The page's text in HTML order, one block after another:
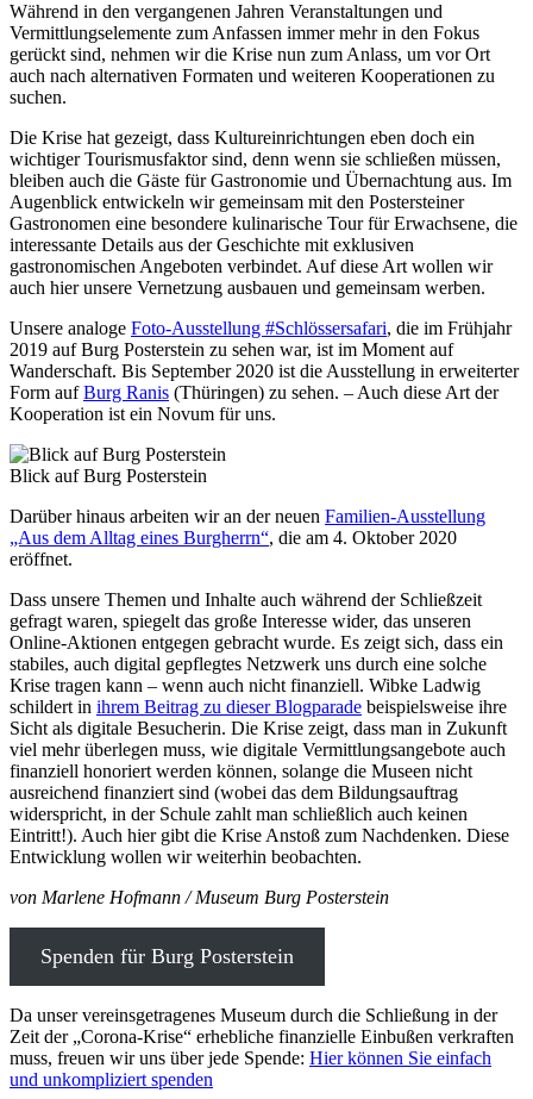
Während in den vergangenen Jahren Veranstaltungen und
Vermittlungselemente zum Anfassen immer mehr in den Fokus
gerückt sind, nehmen wir die Krise nun zum Anlass, um vor Ort
auch nach alternativen Formaten und weiteren Kooperationen zu
suchen.
Die Krise hat gezeigt, dass Kultureinrichtungen eben doch ein
wichtiger Tourismusfaktor sind, denn wenn sie schließen müssen,
bleiben auch die Gäste für Gastronomie und Übernachtung aus. Im
Augenblick entwickeln wir gemeinsam mit den Postersteiner
Gastronomen eine besondere kulinarische Tour für Erwachsene, die
interessante Details aus der Geschichte mit exklusiven
gastronomischen Angeboten verbindet. Auf diese Art wollen wir
auch hier unsere Vernetzung ausbauen und gemeinsam werben.
Unsere analoge Foto-Ausstellung #Schlössersafari, die im Frühjahr
2019 auf Burg Posterstein zu sehen war, ist im Moment auf
Wanderschaft. Bis September 2020 ist die Ausstellung in erweiterter
Form aufBurg Ranis (Thüringen) zu sehen. – Auch diese Art der
Kooperation ist ein Novum für uns.
Blick auf Burg Posterstein
Darüber hinaus arbeiten wir an der neuen Familien-Ausstellung
„Aus dem Alltag eines Burgherrn“, die am 4. Oktober 2020
eröffnet.
Dass unsere Themen und Inhalte auch während der Schließzeit
gefragt waren, spiegelt das große Interesse wider, das unseren
Online-Aktionen entgegen gebracht wurde. Es zeigt sich, dass ein
stabiles, auch digital gepflegtes Netzwerk uns durch eine solche
Krise tragen kann – wenn auch nicht finanziell. Wibke Ladwig
schildert in ihrem Beitrag zu dieser Blogparade beispielsweise ihre
Sicht als digitale Besucherin. Die Krise zeigt, dass man in Zukunft
viel mehr überlegen muss, wie digitale Vermittlungsangebote auch
finanziell honoriert werden können, solange die Museen nicht
ausreichend finanziert sind (wobei das dem Bildungsauftrag
widerspricht, in der Schule zahlt man schließlich auch keinen
Eintritt!). Auch hier gibt die Krise Anstoß zum Nachdenken. Diese
Entwicklung wollen wir weiterhin beobachten.
von Marlene Hofmann / Museum Burg Posterstein
Spenden für Burg Posterstein
Da unser vereinsgetragenes Museum durch die Schließung in der
Zeit der „Corona-Krise“ erhebliche finanzielle Einbußen verkraften
muss, freuen wir uns über jede Spende: Hier können Sie einfach
und unkompliziert spenden